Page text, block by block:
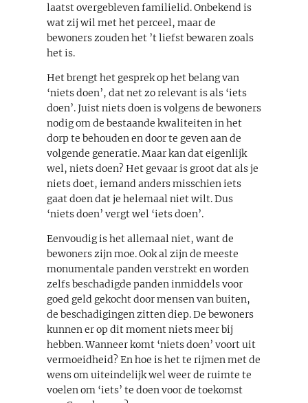
laatst overgebleven familielid. Onbekend is
wat zij wil met het perceel, maar de
bewoners zouden het ’t liefst bewaren zoals
het is.
Het brengt het gesprek op het belang van
‘niets doen’, dat net zo relevant is als ‘iets
doen’. Juist niets doen is volgens de bewoners
nodig om de bestaande kwaliteiten in het
dorp te behouden en door te geven aan de
volgende generatie. Maar kan dat eigenlijk
wel, niets doen? Het gevaar is groot dat als je
niets doet, iemand anders misschien iets
gaat doen dat je helemaal niet wilt. Dus
‘niets doen’ vergt wel ‘iets doen’.
Eenvoudig is het allemaal niet, want de
bewoners zijn moe. Ook al zijn de meeste
monumentale panden verstrekt en worden
zelfs beschadigde panden inmiddels voor
goed geld gekocht door mensen van buiten,
de beschadigingen zitten diep. De bewoners
kunnen er op dit moment niets meer bij
hebben. Wanneer komt ‘niets doen’ voort uit
vermoeidheid? En hoe is het te rijmen met de
wens om uiteindelijk wel weer de ruimte te
voelen om ‘iets’ te doen voor de toekomst